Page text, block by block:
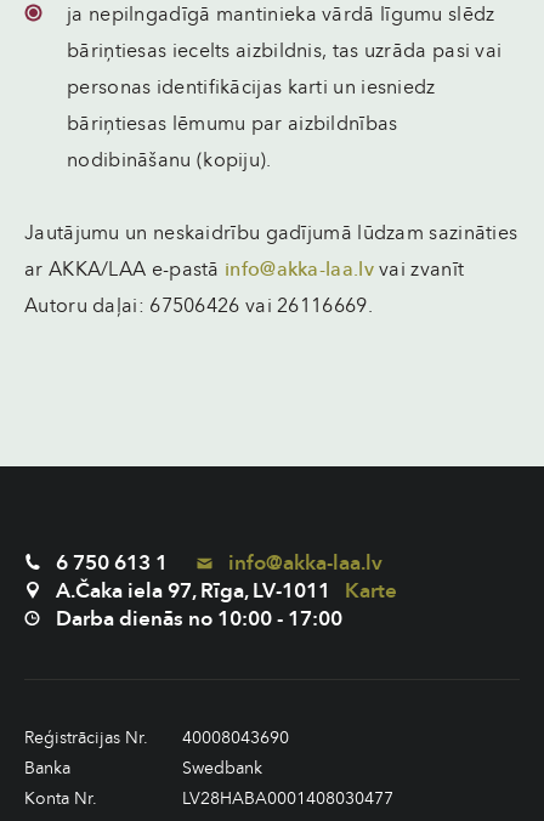
ja nepilngadīgā mantinieka vārdā līgumu slēdz
bāriņtiesas iecelts aizbildnis, tas uzrāda pasivai
personas identifikācijas karti un iesniedz
bāriņtiesas lēmumu par aizbildnības
nodibināšanu (kopiju).
Jautājumu un neskaidrību gadījumā lūdzam sazināties
ar AKKA/LAA e-pastā info@akka-laa.lvvai zvanīt
Autoru daļai: 67506426 vai 26116669.
6 750 613 1
info@akka-laa.lv
A.Čaka iela 97, Rīga, LV-1011
Karte
Darba dienās no 10:00 - 17:00
Reģistrācijas Nr.
40008043690
Banka
Swedbank
Konta Nr.
LV28HABA0001408030477